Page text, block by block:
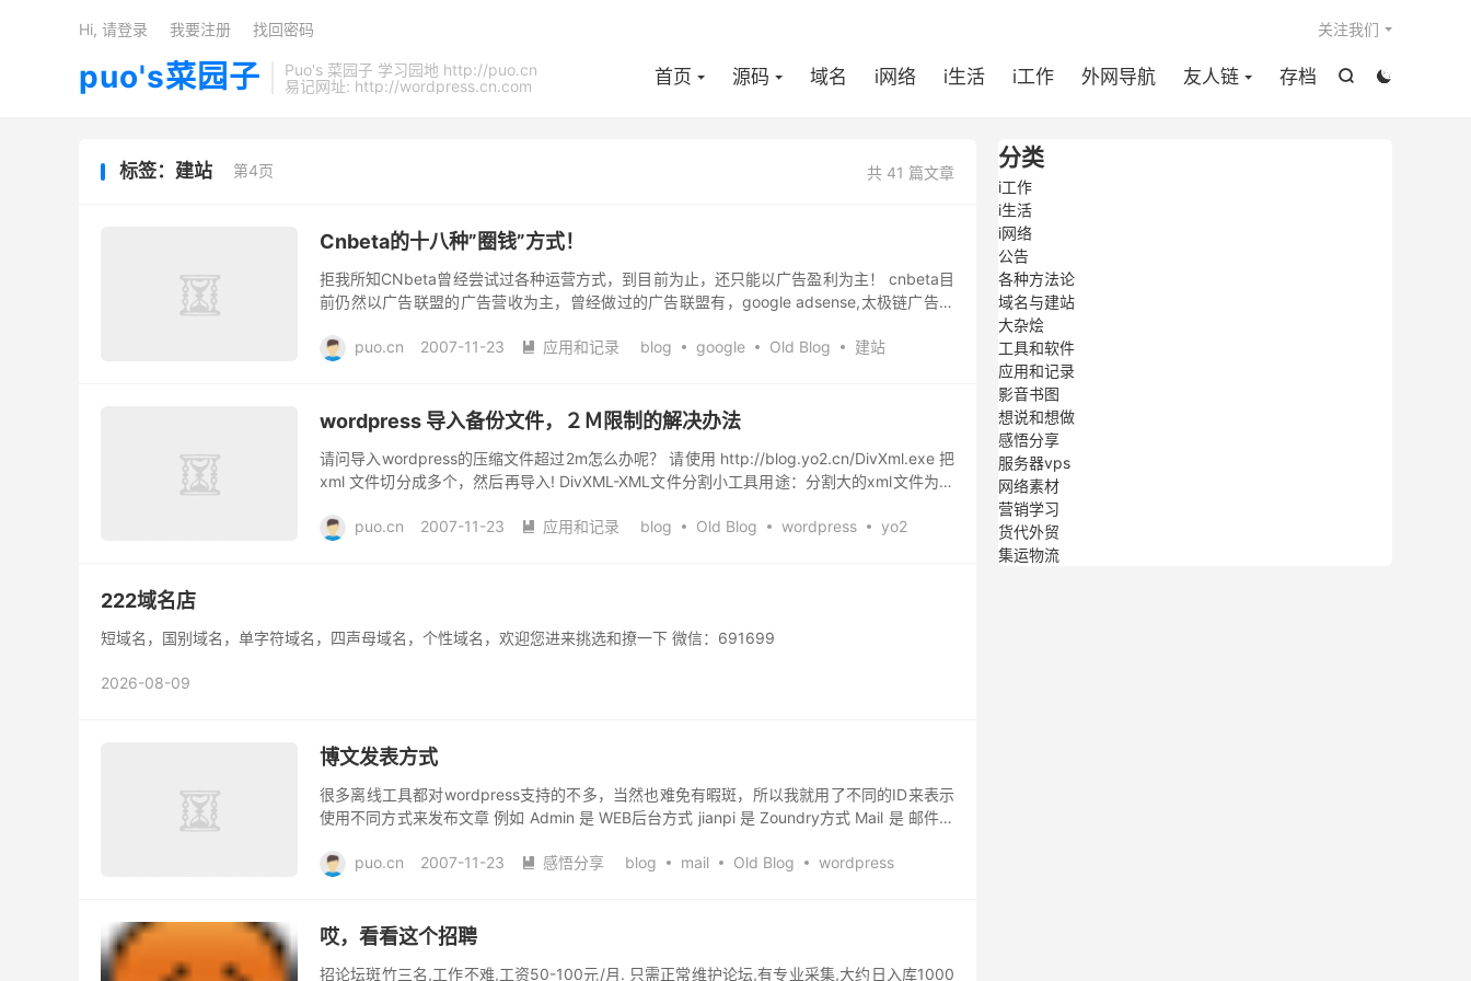
puo's菜园子
Puo's 菜园子 学习园地 http://puo.cn
易记网址: http://wordpress.cn.com


首页 源码 域名 i网络 i生活 i工作 外网导航 友人链 存档
关注我们
Hi, 请登录 我要注册 找回密码
共 41 篇文章
标签：建站 第4页
Cnbeta的十八种”圈钱”方式！
拒我所知CNbeta曾经尝试过各种运营方式，到目前为止，还只能以广告盈利为主！ cnbeta目
前仍然以广告联盟的广告营收为主，曾经做过的广告联盟有，google adsense,太极链广告，
puo.cn
2007-11-23  应用和记录 blog google Old Blog 建站
wordpress 导入备份文件，２Ｍ限制的解决办法
请问导入wordpress的压缩文件超过2m怎么办呢？ 请使用 http://blog.yo2.cn/DivXml.exe 把
xml 文件切分成多个，然后再导入! DivXML-XML文件分割小工具用途：分割大的xml文件为很
puo.cn
2007-11-23  应用和记录 blog Old Blog wordpress
yo2
222域名店
短域名，国别域名，单字符域名，四声母域名，个性域名，欢迎您进来挑选和撩一下 微信：691699
2026-08-09
博文发表方式
很多离线工具都对wordpress支持的不多，当然也难免有暇斑，所以我就用了不同的ID来表示
使用不同方式来发布文章 例如 Admin 是 WEB后台方式 jianpi 是 Zoundry方式 Mail 是 邮件方
puo.cn
2007-11-23  感悟分享 blog mail Old Blog
wordpress
哎，看看这个招聘
招论坛斑竹三名,工作不难,工资50-100元/月. 只需正常维护论坛,有专业采集,大约日入库1000
分类
i工作
i生活
i网络
公告
各种方法论
域名与建站
大杂烩
工具和软件
应用和记录
影音书图
想说和想做
感悟分享
服务器vps
网络素材
营销学习
货代外贸
集运物流